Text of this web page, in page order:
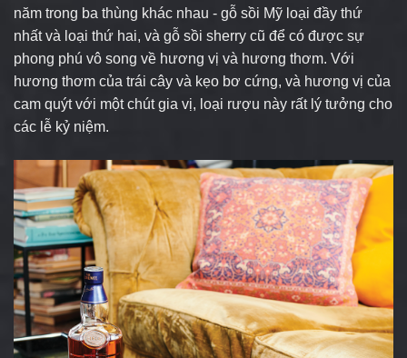
năm trong ba thùng khác nhau - gỗ sồi Mỹ loại đầy thứ
nhất và loại thứ hai, và gỗ sồi sherry cũ để có được sự
phong phú vô song về hương vị và hương thơm. Với
hương thơm của trái cây và kẹo bơ cứng, và hương vị của
cam quýt với một chút gia vị, loại rượu này rất lý tưởng cho
các lễ kỷ niệm.